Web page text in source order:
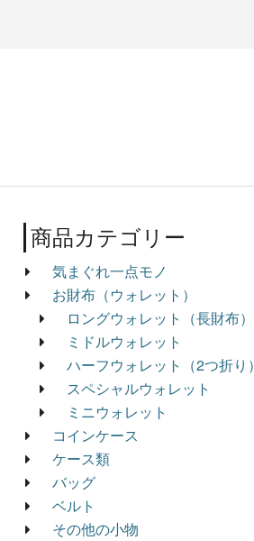
商品カテゴリー
気まぐれ一点モノ
お財布（ウォレット）
ロングウォレット（長財布）
ミドルウォレット
ハーフウォレット（2つ折り）
スペシャルウォレット
ミニウォレット
コインケース
ケース類
バッグ
ベルト
その他の小物